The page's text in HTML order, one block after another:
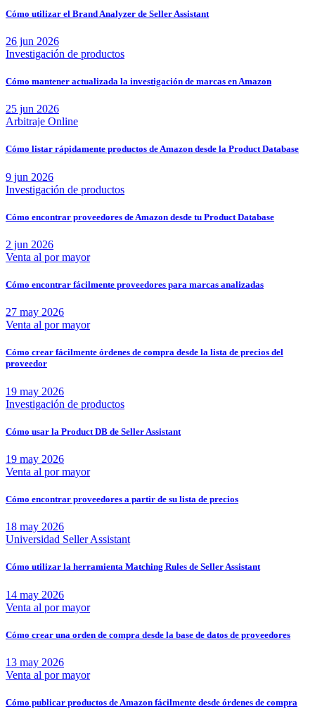
Cómo utilizar el Brand Analyzer de Seller Assistant
26 jun 2026
Investigación de productos
Cómo mantener actualizada la investigación de marcas en Amazon
25 jun 2026
Arbitraje Online
Cómo listar rápidamente productos de Amazon desde la Product Database
9 jun 2026
Investigación de productos
Cómo encontrar proveedores de Amazon desde tu Product Database
2 jun 2026
Venta al por mayor
Cómo encontrar fácilmente proveedores para marcas analizadas
27 may 2026
Venta al por mayor
Cómo crear fácilmente órdenes de compra desde la lista de precios del
proveedor
19 may 2026
Investigación de productos
Cómo usar la Product DB de Seller Assistant
19 may 2026
Venta al por mayor
Cómo encontrar proveedores a partir de su lista de precios
18 may 2026
Universidad Seller Assistant
Cómo utilizar la herramienta Matching Rules de Seller Assistant
14 may 2026
Venta al por mayor
Cómo crear una orden de compra desde la base de datos de proveedores
13 may 2026
Venta al por mayor
Cómo publicar productos de Amazon fácilmente desde órdenes de compra